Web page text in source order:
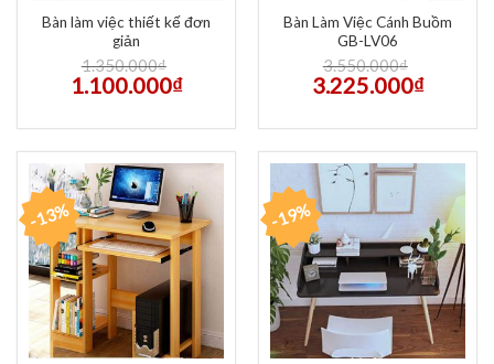
Bàn làm việc thiết kế đơn
giản
1.350.000₫
1.100.000₫
Bàn Làm Việc Cánh Buồm
GB-LV06
3.550.000₫
3.225.000₫
-13% -19%